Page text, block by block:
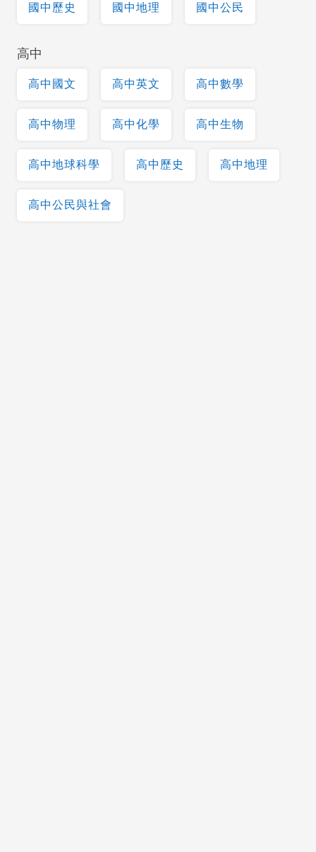
國中歷史 國中地理 國中公民
高中
高中國文 高中英文 高中數學
高中物理 高中化學 高中生物
高中地球科學 高中歷史 高中地理
高中公民與社會